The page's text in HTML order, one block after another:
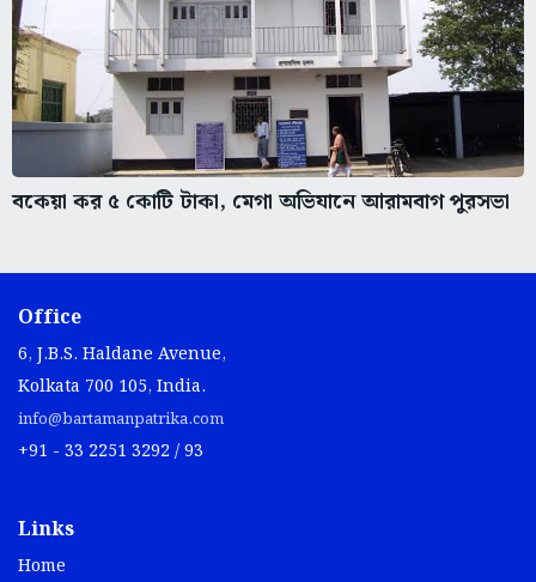
বকেয়া কর ৫ কোটি টাকা, মেগা অভিযানে আরামবাগ পুরসভা
Office
6, J.B.S. Haldane Avenue,
Kolkata 700 105, India.
info@bartamanpatrika.com
+91 - 33 2251 3292 / 93
Links
Home